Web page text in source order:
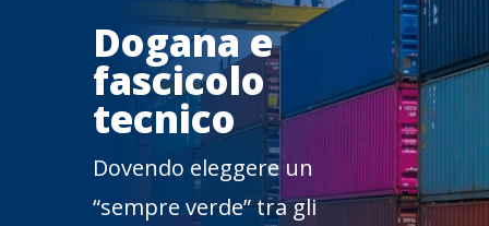
Dogana e
fascicolo
tecnico
Dovendo eleggere un
“sempre verde” tra gli